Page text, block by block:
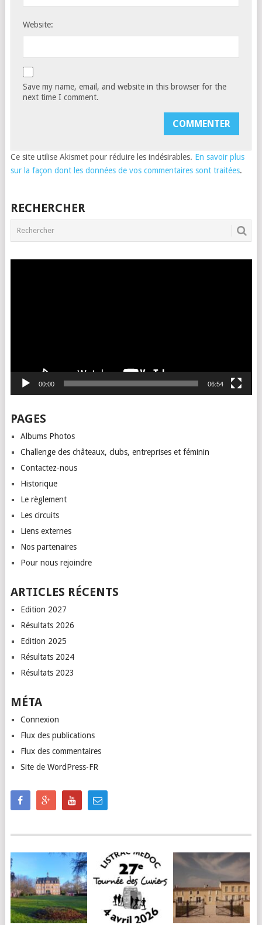
Website:
Save my name, email, and website in this browser for the
next time I comment.
Ce site utilise Akismet pour réduire les indésirables. En savoir plus
sur la façon dont les données de vos commentaires sont traitées.
RECHERCHER
00:00 06:54
PAGES
Albums Photos
Challenge des châteaux, clubs, entreprises et féminin
Contactez-nous
Historique
Le règlement
Les circuits
Liens externes
Nos partenaires
Pour nous rejoindre
ARTICLES RÉCENTS
Edition 2027
Résultats 2026
Edition 2025
Résultats 2024
Résultats 2023
MÉTA
Connexion
Flux des publications
Flux des commentaires
Site de WordPress-FR